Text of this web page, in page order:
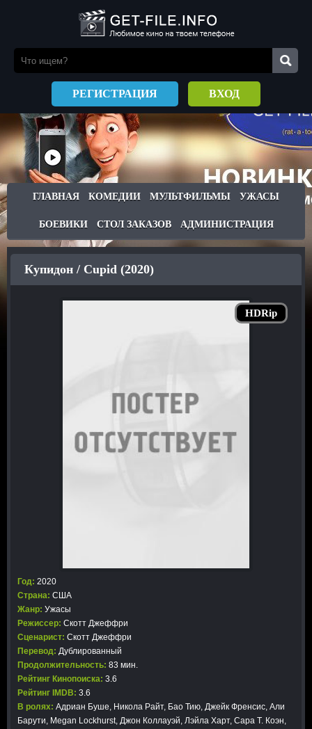
РЕГИСТРАЦИЯ ВХОД
ГЛАВНАЯ КОМЕДИИ МУЛЬТФИЛЬМЫ УЖАСЫ
БОЕВИКИ СТОЛ ЗАКАЗОВ АДМИНИСТРАЦИЯ
HDRip
Купидон / Cupid (2020)
Год: 2020
Страна: США
Жанр: Ужасы
Режиссер: Скотт Джеффри
Сценарист: Скотт Джеффри
Перевод: Дублированный
Продолжительность: 83 мин.
Рейтинг Кинопоиска: 3.6
Рейтинг IMDB: 3.6
В ролях: Адриан Буше, Никола Райт, Бао Тию, Джейк Френсис, Али
Барути, Megan Lockhurst, Джон Коллауэй, Лэйла Харт, Сара Т. Коэн,